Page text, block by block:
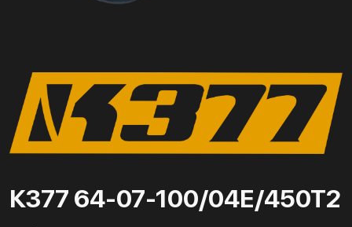
К377 64-07-100/04Е/450Т2